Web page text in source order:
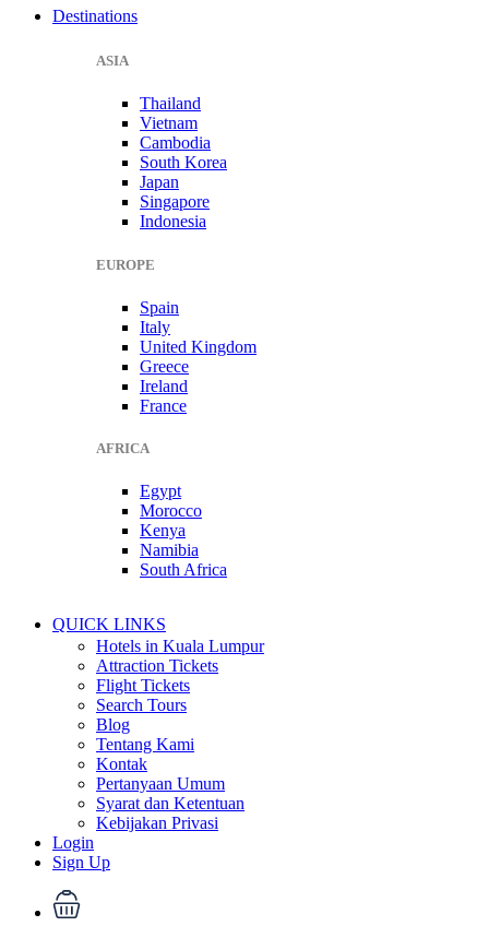
Destinations
ASIA
Thailand
Vietnam
Cambodia
South Korea
Japan
Singapore
Indonesia
EUROPE
Spain
Italy
United Kingdom
Greece
Ireland
France
AFRICA
Egypt
Morocco
Kenya
Namibia
South Africa
QUICK LINKS
Hotels in Kuala Lumpur
Attraction Tickets
Flight Tickets
Search Tours
Blog
Tentang Kami
Kontak
Pertanyaan Umum
Syarat dan Ketentuan
Kebijakan Privasi
Login
Sign Up